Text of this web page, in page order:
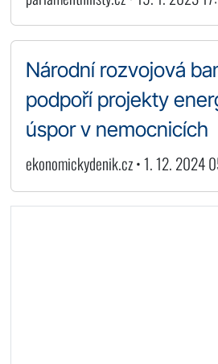
Národní rozvojová
podpoří projekty
úspor v nemocnicích
ekonomickydenik.cz • 1. 12. 2024